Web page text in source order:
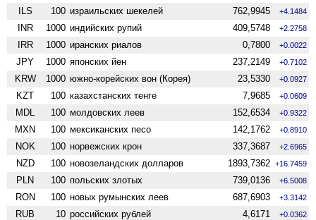
ILS 100 израильских шекелей 762,9945 +4.1484
INR 1000 индийских рупий 409,5748 +2.2758
IRR 1000 иранских риалов 0,7800 +0.0022
JPY 1000 японских йен 237,2149 +0.7102
KRW 1000 южно-корейских вон (Корея) 23,5330 +0.0927
KZT 100 казахстанских тенге 7,9685 +0.0609
MDL 100 молдовских леев 152,6534 +0.9322
MXN 100 мексиканских песо 142,1762 +0.8910
NOK 100 норвежских крон 337,3687 +2.6965
NZD 100 ново­зеландских долларов 1893,7362 +16.7459
PLN 100 польских злотых 739,0136 +6.5008
RON 100 новых румынских леев 687,6903 +3.3142
RUB 10 российских рублей 4,6171 +0.0362